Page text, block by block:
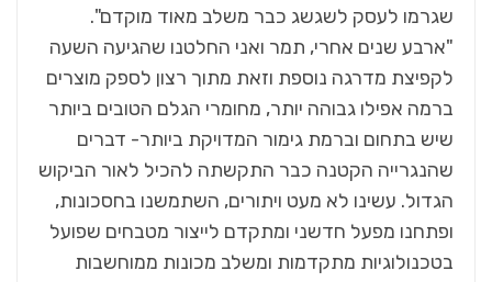
שגרמו לעסק לשגשג כבר משלב מאוד מוקדם".
"ארבע שנים אחרי, תמר ואני החלטנו שהגיעה השעה
לקפיצת מדרגה נוספת וזאת מתוך רצון לספק מוצרים
ברמה אפילו גבוהה יותר, מחומרי הגלם הטובים ביותר
שיש בתחום וברמת גימור המדויקת ביותר- דברים
שהנגרייה הקטנה כבר התקשתה להכיל לאור הביקוש
הגדול. עשינו לא מעט ויתורים, השתמשנו בחסכונות,
ופתחנו מפעל חדשני ומתקדם לייצור מטבחים שפועל
בטכנולוגיות מתקדמות ומשלב מכונות ממוחשבות